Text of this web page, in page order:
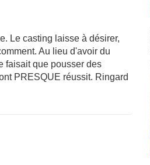
Le casting laisse à désirer,
Au lieu d'avoir du
faisait que pousser des
PRESQUE réussit. Ringard